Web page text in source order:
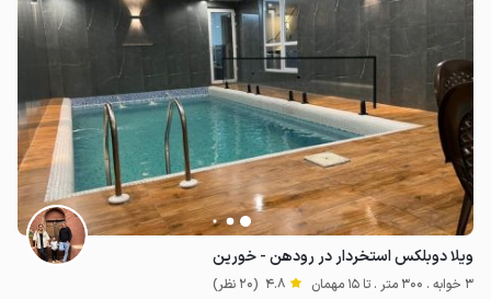
ویلا دوبلکس استخردار در رودهن - خورین
3 خوابه . 300 متر . تا 15 مهمان 4.8 (20 نظر)